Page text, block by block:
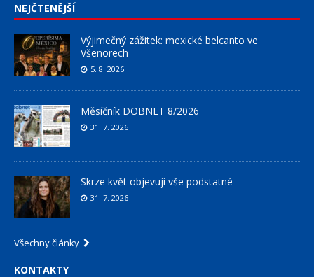
NEJČTENĚJŠÍ
Výjimečný zážitek: mexické belcanto ve
Všenorech
5. 8. 2026
Měsíčník DOBNET 8/2026
31. 7. 2026
Skrze květ objevuji vše podstatné
31. 7. 2026
Všechny články
KONTAKTY